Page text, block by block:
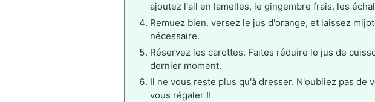
ajoutez l'ail en lamelles, le gingembre frais, les
Remuez bien. versez le jus d'orange, et laissez
nécessaire.
Réservez les carottes. Faites réduire le jus de
dernier moment.
Il ne vous reste plus qu'à dresser. N'oubliez pas de
vous régaler !!